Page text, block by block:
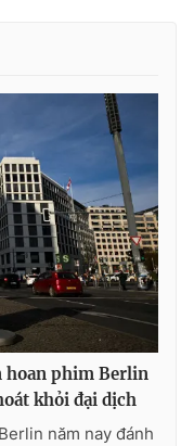
hoan phim Berlin
khỏi đại dịch
năm nay đánh